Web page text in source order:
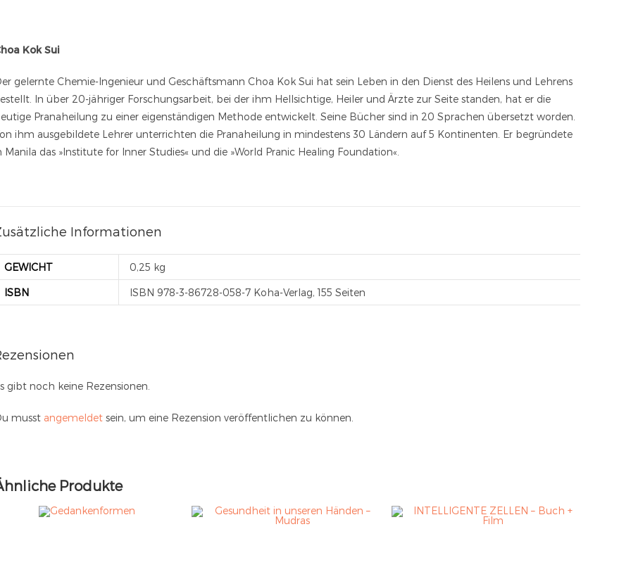
Kok Sui
gelernte Chemie-Ingenieur und Geschäftsmann Choa Kok Sui hat sein Leben in den Dienst des Heilens und Lehrens
In über 20-jähriger Forschungsarbeit, bei der ihm Hellsichtige, Heiler und Ärzte zur Seite standen, hat er die
Pranaheilung zu einer eigenständigen Methode entwickelt. Seine Bücher sind in 20 Sprachen übersetzt worden.
ihm ausgebildete Lehrer unterrichten die Pranaheilung in mindestens 30 Ländern auf 5 Kontinenten. Er begründete
Manila das »Institute for Inner Studies« und die »World Pranic Healing Foundation«.
Informationen
GEWICHT 0,25 kg
ISBN ISBN 978-3-86728-058-7 Koha-Verlag, 155 Seiten
gibt noch keine Rezensionen.
musst angemeldet sein, um eine Rezension veröffentlichen zu können.
Produkte